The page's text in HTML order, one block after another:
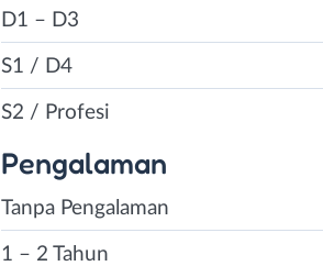
D1 – D3
S1 / D4
S2 / Profesi
Pengalaman
Tanpa Pengalaman
1 – 2 Tahun